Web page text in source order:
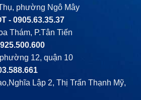
phường Ngô Mây
- 0905.63.35.37
Thám, P.Tân Tiến
12, quận 10
Lập 2, Thị Trấn Thạnh Mỹ,